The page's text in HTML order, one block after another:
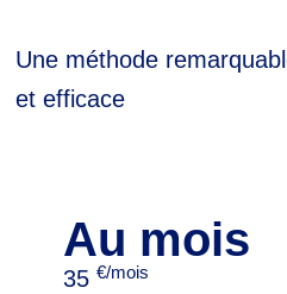
Une méthode
et efficace
Au mois
35€/mois